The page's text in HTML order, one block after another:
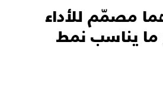
مصمّم للأداء
ما يناسب نمط